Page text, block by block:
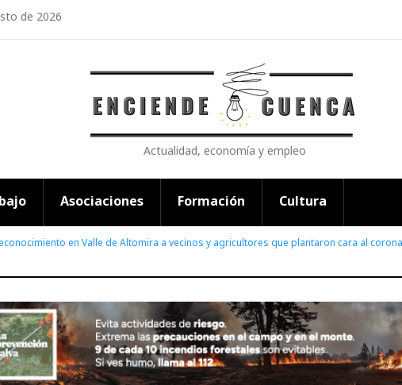
de 2026
Actualidad, economía y empleo
Asociaciones Formación Cultura
en Valle de Altomira a vecinos y agricultores que plantaron cara al